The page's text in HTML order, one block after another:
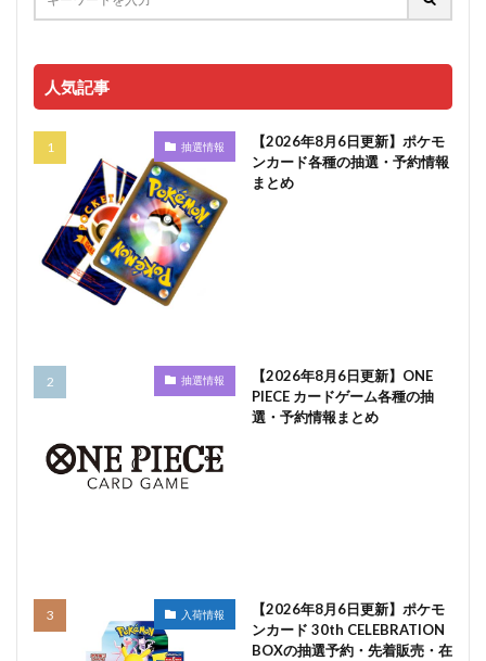
人気記事
抽選情報
【2026年8月6日更新】ポケモ
ンカード各種の抽選・予約情報
まとめ
抽選情報
【2026年8月6日更新】ONE
PIECE カードゲーム各種の抽
選・予約情報まとめ
入荷情報
【2026年8月6日更新】ポケモ
ンカード 30th CELEBRATION
BOXの抽選予約・先着販売・在